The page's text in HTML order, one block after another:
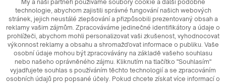
My a naši partneři používáme soubory cookie a další podobné
technologie, abychom zajistili správné fungování našich webových
stránek, jejich neustálé zlepšování a přizpůsobili prezentovaný obsah a
reklamy vašim zájmům. Zpracováváme jedinečné identifikátory a údaje o
prohlížeči, abychom mohli personalizovat vaši zkušenost, vyhodnocovat
výkonnost reklamy a obsahu a shromažďovat informace o publiku. Vaše
osobní údaje mohou být zpracovávány na základě vašeho souhlasu
nebo našeho oprávněného zájmu. Kliknutím na tlačítko "Souhlasím"
vyjadřujete souhlas s používáním těchto technologií a se zpracováním
osobních údajů pro popsané účely. Pokud chcete získat více informací o